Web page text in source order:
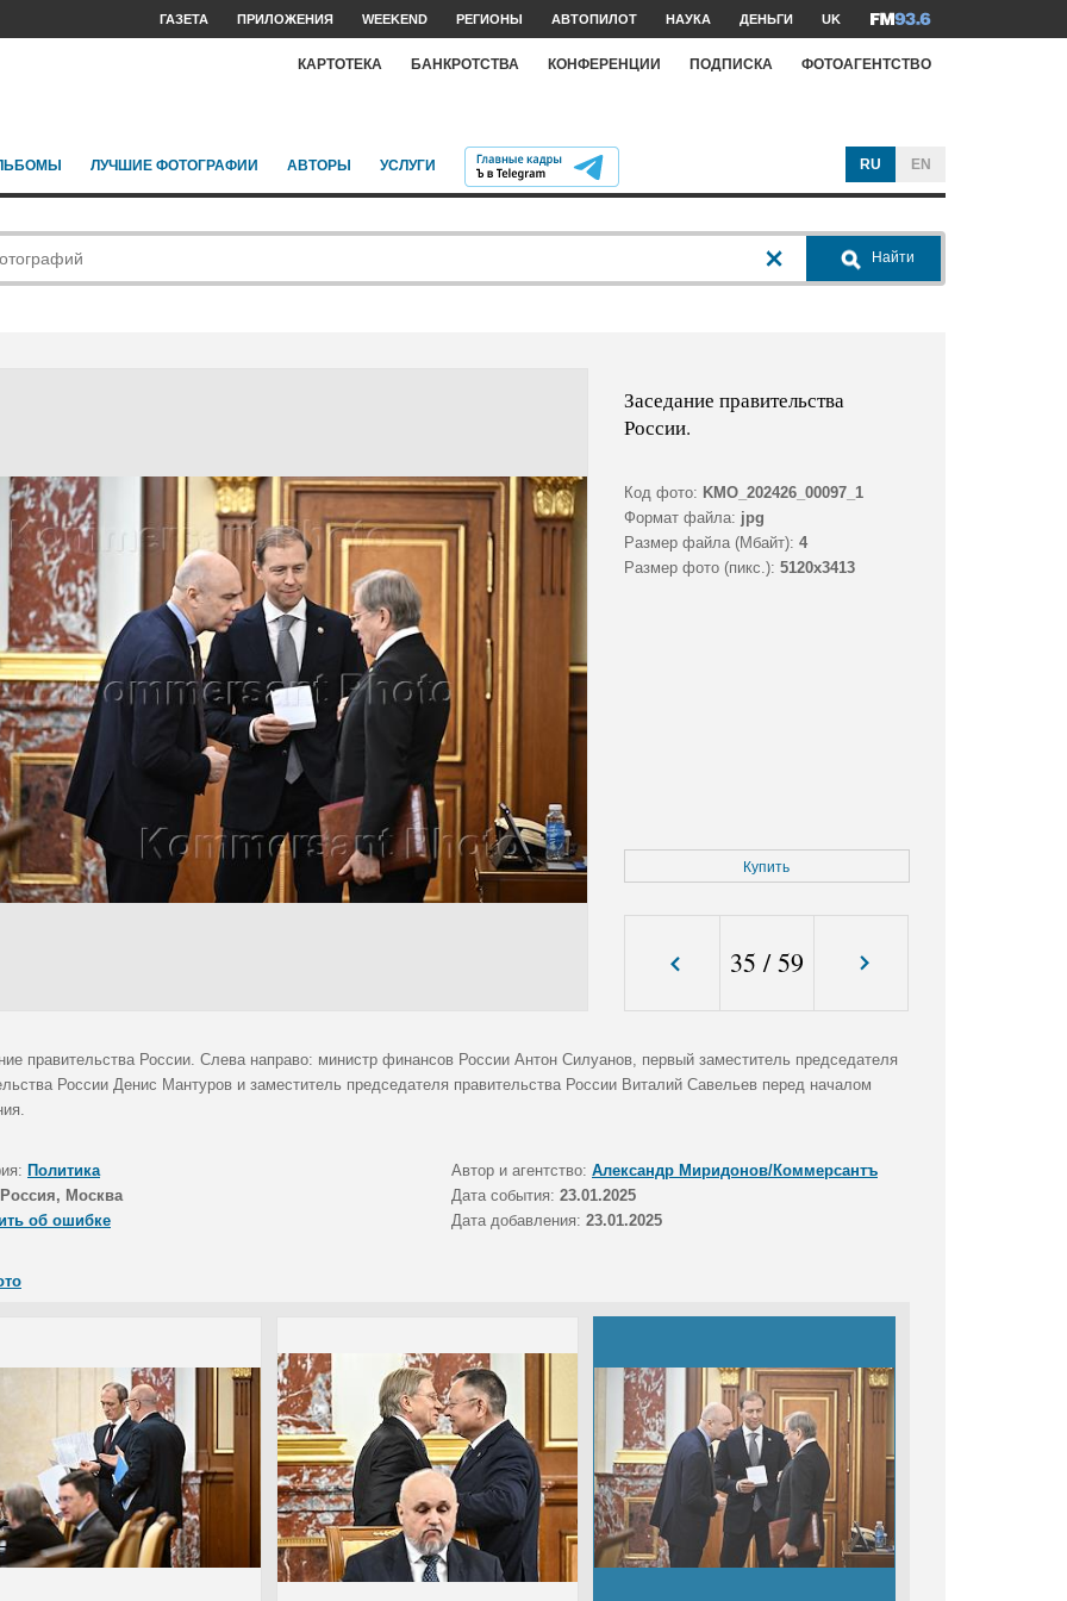
ГАЗЕТА ПРИЛОЖЕНИЯ WEEKEND РЕГИОНЫ АВТОПИЛОТ НАУКА ДЕНЬГИ UK
КАРТОТЕКА БАНКРОТСТВА КОНФЕРЕНЦИИ ПОДПИСКА ФОТОАГЕНТСТВО
ЛУЧШИЕ ФОТОГРАФИИ АВТОРЫ УСЛУГИ RU EN
Найти
Заседание правительства
России.
Код фото: KMO_202426_00097_1
Формат файла: jpg
Размер файла (Мбайт): 4
Размер фото (пикс.): 5120x3413
Купить
35 /59
правительства России. Слева направо: министр финансов России Антон Силуанов, первый заместитель председателя
России Денис Мантуров и заместитель председателя правительства России Виталий Савельев перед началом
Политика Автор и агентство: Александр Миридонов/Коммерсантъ
Россия, Москва Дата события: 23.01.2025
об ошибке
Дата добавления: 23.01.2025